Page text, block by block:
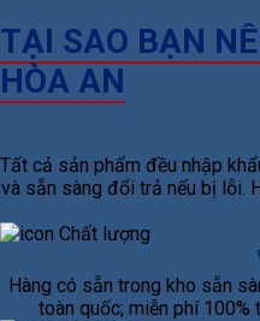
TẠI SAO BẠN
HÒA AN
Tất cả sản phẩm đều nhập
và sẵn sàng đổi trả nếu bị lỗi.
Hàng có sẵn trong kho sẵn
toàn quốc; miễn phí